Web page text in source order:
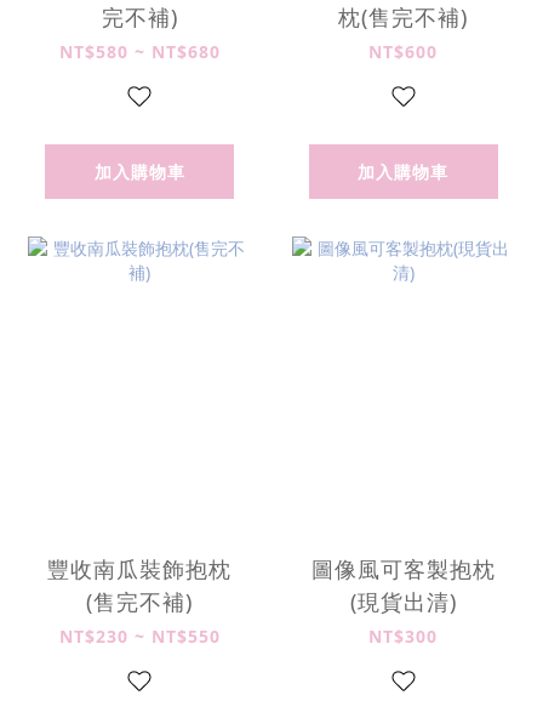
完不補)
NT$580 ~ NT$680
加入購物車
枕(售完不補)
NT$600
加入購物車
豐收南瓜裝飾抱枕
(售完不補)
NT$230 ~ NT$550
圖像風可客製抱枕
(現貨出清)
NT$300